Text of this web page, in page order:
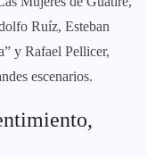
Ruíz, Esteban
y Rafael Pellicer,
escenarios.